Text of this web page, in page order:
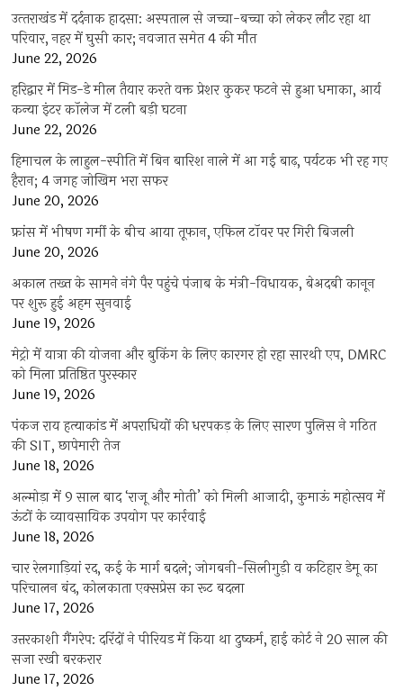
उत्‍तराखंड में दर्दनाक हादसा: अस्पताल से जच्चा-बच्चा को लेकर लौट रहा था
परिवार, नहर में घुसी कार; नवजात समेत 4 की मौत
June 22, 2026
हरिद्वार में मिड-डे मील तैयार करते वक्त प्रेशर कुकर फटने से हुआ धमाका, आर्य
कन्या इंटर कॉलेज में टली बड़ी घटना
June 22, 2026
हिमाचल के लाहुल-स्पीति में बिन बारिश नाले में आ गई बाढ़, पर्यटक भी रह गए
हैरान; 4 जगह जोखिम भरा सफर
June 20, 2026
फ्रांस में भीषण गर्मी के बीच आया तूफान, एफिल टॉवर पर गिरी बिजली
June 20, 2026
अकाल तख्त के सामने नंगे पैर पहुंचे पंजाब के मंत्री-विधायक, बेअदबी कानून
पर शुरू हुई अहम सुनवाई
June 19, 2026
मेट्रो में यात्रा की योजना और बुकिंग के लिए कारगर हो रहा सारथी एप, DMRC
को मिला प्रतिष्ठित पुरस्कार
June 19, 2026
पंकज राय हत्याकांड में अपराधियों की धरपकड़ के लिए सारण पुलिस ने गठित
की SIT, छापेमारी तेज
June 18, 2026
अल्मोड़ा में 9 साल बाद ‘राजू और मोती’ को मिली आजादी, कुमाऊं महोत्सव में
ऊंटों के व्यावसायिक उपयोग पर कार्रवाई
June 18, 2026
चार रेलगाड़ियां रद, कई के मार्ग बदले; जोगबनी-सिलीगुड़ी व कटिहार डेमू का
परिचालन बंद, कोलकाता एक्सप्रेस का रूट बदला
June 17, 2026
उत्तरकाशी गैंगरेप: दरिंदों ने पीरियड में किया था दुष्कर्म, हाई कोर्ट ने 20 साल की
सजा रखी बरकरार
June 17, 2026